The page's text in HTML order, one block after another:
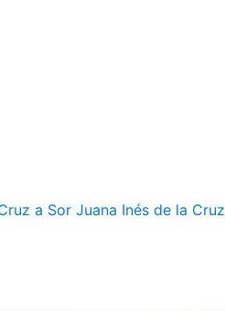
a Sor Juana Inés de la Cruz